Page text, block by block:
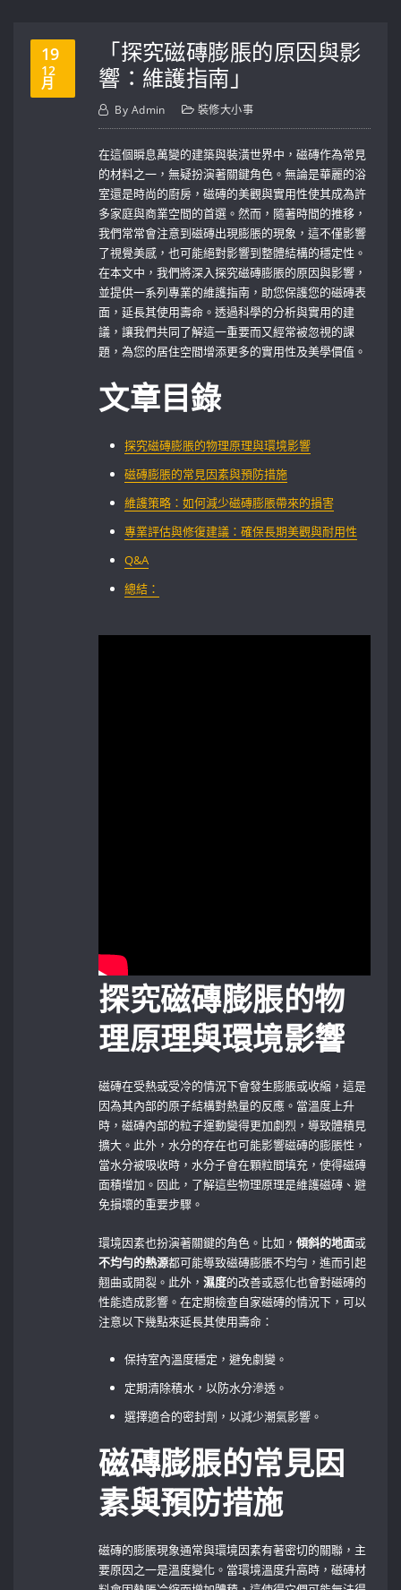
19
12
月
「探究磁磚膨脹的原因與影
響：維護指南」
By Admin 裝修大小事
在這個瞬息萬變的建築與裝潢世界中，磁磚作為常見
的材料之一，無疑扮演著關鍵角色。無論是華麗的浴
室還是時尚的廚房，磁磚的美觀與實用性使其成為許
多家庭與商業空間的首選。然而，隨著時間的推移，
我們常常會注意到磁磚出現膨脹的現象，這不僅影響
了視覺美感，也可能絕對影響到整體結構的穩定性。
在本文中，我們將深入探究磁磚膨脹的原因與影響，
並提供一系列專業的維護指南，助您保護您的磁磚表
面，延長其使用壽命。透過科學的分析與實用的建
議，讓我們共同了解這一重要而又經常被忽視的課
題，為您的居住空間增添更多的實用性及美學價值。
文章目錄
探究磁磚膨脹的物理原理與環境影響
磁磚膨脹的常見因素與預防措施
維護策略：如何減少磁磚膨脹帶來的損害
專業評估與修復建議：確保長期美觀與耐用性
Q&A
總結：
探究磁磚膨脹的物
理原理與環境影響
磁磚在受熱或受冷的情況下會發生膨脹或收縮，這是
因為其內部的原子結構對熱量的反應。當溫度上升
時，磁磚內部的粒子運動變得更加劇烈，導致體積見
擴大。此外，水分的存在也可能影響磁磚的膨脹性，
當水分被吸收時，水分子會在顆粒間填充，使得磁磚
面積增加。因此，了解這些物理原理是維護磁磚、避
免損壞的重要步驟。
環境因素也扮演著關鍵的角色。比如，傾斜的地面或
不均勻的熱源都可能導致磁磚膨脹不均勻，進而引起
翹曲或開裂。此外，濕度的改善或惡化也會對磁磚的
性能造成影響。在定期檢查自家磁磚的情況下，可以
注意以下幾點來延長其使用壽命：
保持室內溫度穩定，避免劇變。
定期清除積水，以防水分滲透。
選擇適合的密封劑，以減少潮氣影響。
磁磚膨脹的常見因
素與預防措施
磁磚的膨脹現象通常與環境因素有著密切的關聯，主
要原因之一是溫度變化。當環境溫度升高時，磁磚材